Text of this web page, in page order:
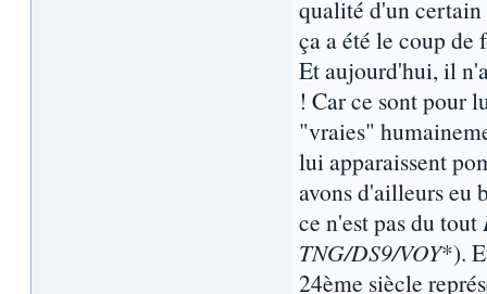
qualité d'un
ça a été le coup
Et aujourd'hui, il
! Car ce sont pour
"vraies"
lui apparaissent
avons d'ailleurs eu
ce n'est pas du tout
TNG/DS9/VOY*).
24ème siècle